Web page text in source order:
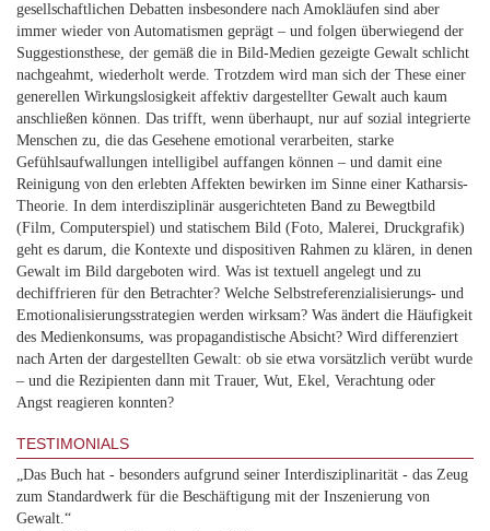
gesellschaftlichen Debatten insbesondere nach Amokläufen sind aber
immer wieder von Automatismen geprägt – und folgen überwiegend der
Suggestionsthese, der gemäß die in Bild-Medien gezeigte Gewalt schlicht
nachgeahmt, wiederholt werde. Trotzdem wird man sich der These einer
generellen Wirkungslosigkeit affektiv dargestellter Gewalt auch kaum
anschließen können. Das trifft, wenn überhaupt, nur auf sozial integrierte
Menschen zu, die das Gesehene emotional verarbeiten, starke
Gefühlsaufwallungen intelligibel auffangen können – und damit eine
Reinigung von den erlebten Affekten bewirken im Sinne einer Katharsis-
Theorie. In dem interdisziplinär ausgerichteten Band zu Bewegtbild
(Film, Computerspiel) und statischem Bild (Foto, Malerei, Druckgrafik)
geht es darum, die Kontexte und dispositiven Rahmen zu klären, in denen
Gewalt im Bild dargeboten wird. Was ist textuell angelegt und zu
dechiffrieren für den Betrachter? Welche Selbstreferenzialisierungs- und
Emotionalisierungsstrategien werden wirksam? Was ändert die Häufigkeit
des Medienkonsums, was propagandistische Absicht? Wird differenziert
nach Arten der dargestellten Gewalt: ob sie etwa vorsätzlich verübt wurde
– und die Rezipienten dann mit Trauer, Wut, Ekel, Verachtung oder
Angst reagieren konnten?
TESTIMONIALS
„Das Buch hat - besonders aufgrund seiner Interdisziplinarität - das Zeug
zum Standardwerk für die Beschäftigung mit der Inszenierung von
Gewalt.“